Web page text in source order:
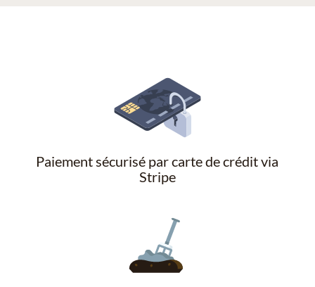
Paiement sécurisé par carte de crédit via
Stripe